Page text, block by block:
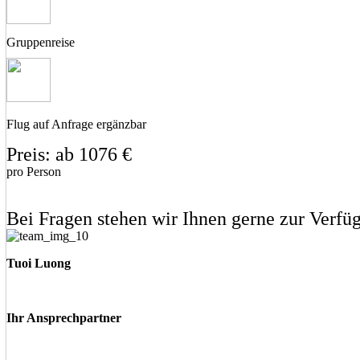
Gruppenreise
Flug auf Anfrage ergänzbar
Preis: ab 1076 €
pro Person
Bei Fragen stehen wir Ihnen gerne zur
Tuoi Luong
Ihr Ansprechpartner